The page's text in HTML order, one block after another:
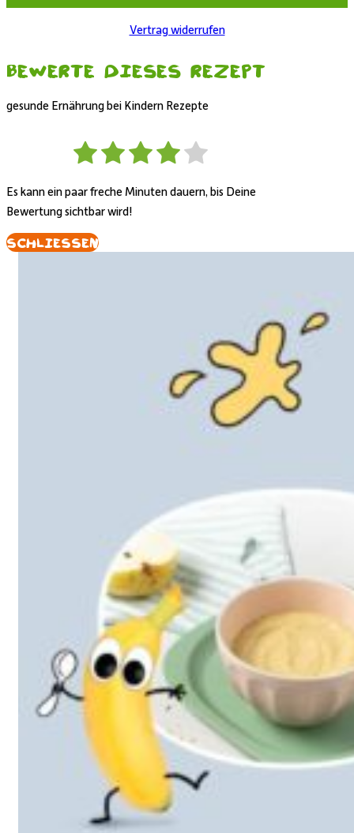
Vertrag widerrufen
Bewerte dieses Rezept
gesunde Ernährung bei Kindern Rezepte
Es kann ein paar freche Minuten dauern, bis Deine
Bewertung sichtbar wird!
Schliessen